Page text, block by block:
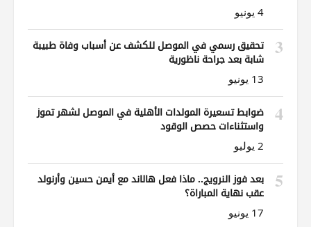
4 يونيو
3
تحقيق رسمي في الموصل للكشف عن أسباب وفاة طبيبة
شابة بعد جراحة ناظورية
13 يونيو
4
ضوابط تسعيرة المولدات الأهلية في الموصل لشهر تموز
واستثناءات حصص الوقود
2 يوليو
5
بعد فوز النرويج.. ماذا فعل هالاند مع أيمن حسين وأرنولد
عقب نهاية المباراة؟
17 يونيو